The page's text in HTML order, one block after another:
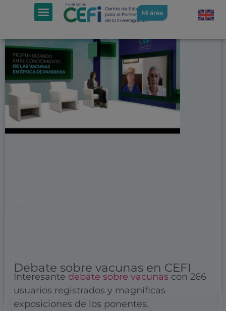
Mi área
Debate sobre vacunas en CEFI
Interesante debate sobre vacunas con 266
usuarios registrados y magníficas
exposiciones de los ponentes.